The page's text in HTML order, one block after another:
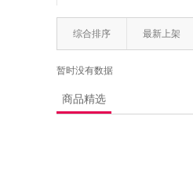
综合排序 最新上架
暂时没有数据
商品精选